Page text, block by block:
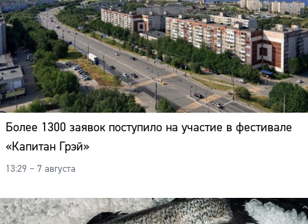
Более 1300 заявок поступило на участие в фестивале
«Капитан Грэй»
13:29 – 7 августа